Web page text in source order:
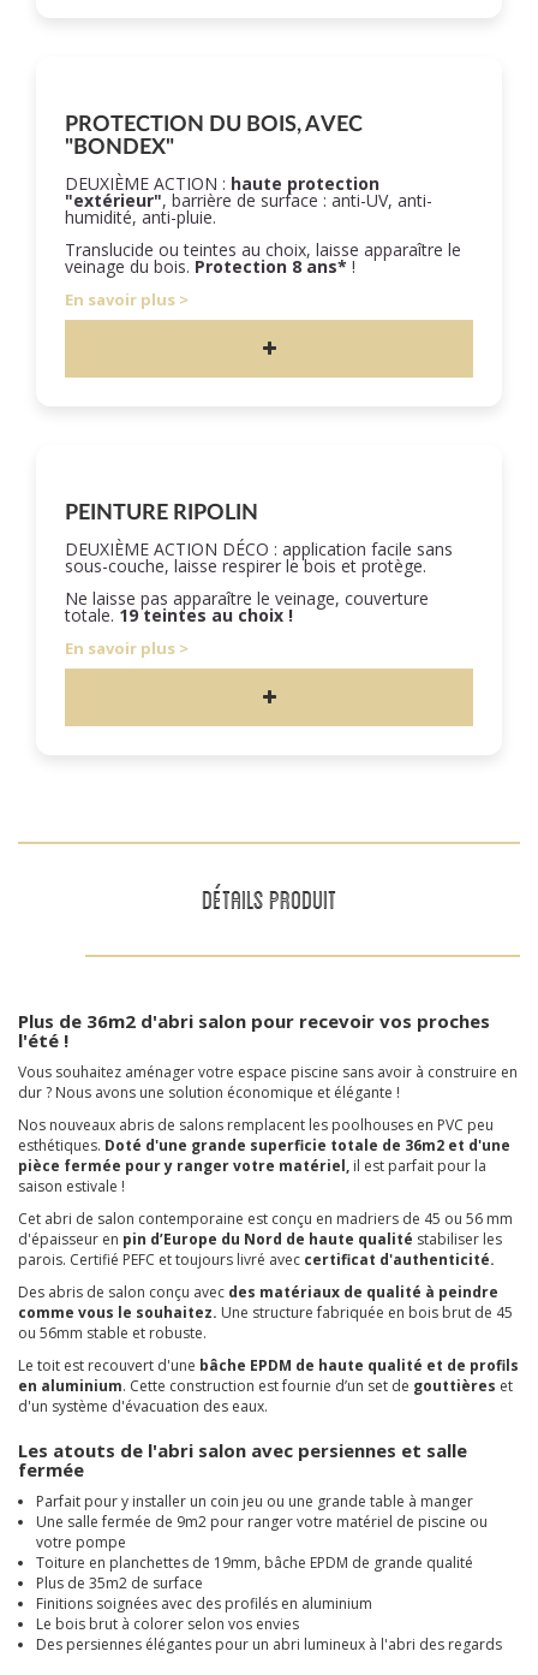
PROTECTION DU BOIS, AVEC
"BONDEX"
DEUXIÈME ACTION : haute protection
"extérieur", barrière de surface : anti-UV, anti-
humidité, anti-pluie.
Translucide ou teintes au choix, laisse apparaître le
veinage du bois. Protection 8 ans* !
En savoir plus
PEINTURE RIPOLIN
DEUXIÈME ACTION DÉCO : application facile sans
sous-couche, laisse respirer le bois et protège.
Ne laisse pas apparaître le veinage, couverture
totale. 19 teintes au choix !
En savoir plus
DÉTAILS PRODUIT
Plus de 36m2 d'abri salon pour recevoir vos proches
l'été !
Vous souhaitez aménager votre espace piscine sans avoir à construire en
dur ? Nous avons une solution économique et élégante !
Nos nouveaux abris de salons remplacent les poolhouses en PVC peu
esthétiques. Doté d'une grande superficie totale de 36m2 et d'une
pièce fermée pour y ranger votre matériel, il est parfait pour la
saison estivale !
Cet abri de salon contemporaine est conçu en madriers de 45 ou 56 mm
d'épaisseur en pin d’Europe du Nord de haute qualité stabiliser les
parois. Certifié PEFC et toujours livré avec certificat d'authenticité.
Des abris de salon conçu avec des matériaux de qualité à peindre
comme vous le souhaitez. Une structure fabriquée en bois brut de 45
ou 56mm stable et robuste.
Le toit est recouvert d'une bâche EPDM de haute qualité et de profils
en aluminium. Cette construction est fournie d’un set de gouttières et
d'un système d'évacuation des eaux.
Les atouts de l'abri salon avec persiennes et salle
fermée
Parfait pour y installer un coin jeu ou une grande table à manger
Une salle fermée de 9m2 pour ranger votre matériel de piscine ou
votre pompe
Toiture en planchettes de 19mm, bâche EPDM de grande qualité
Plus de 35m2 de surface
Finitions soignées avec des profilés en aluminium
Le bois brut à colorer selon vos envies
Des persiennes élégantes pour un abri lumineux à l'abri des regards